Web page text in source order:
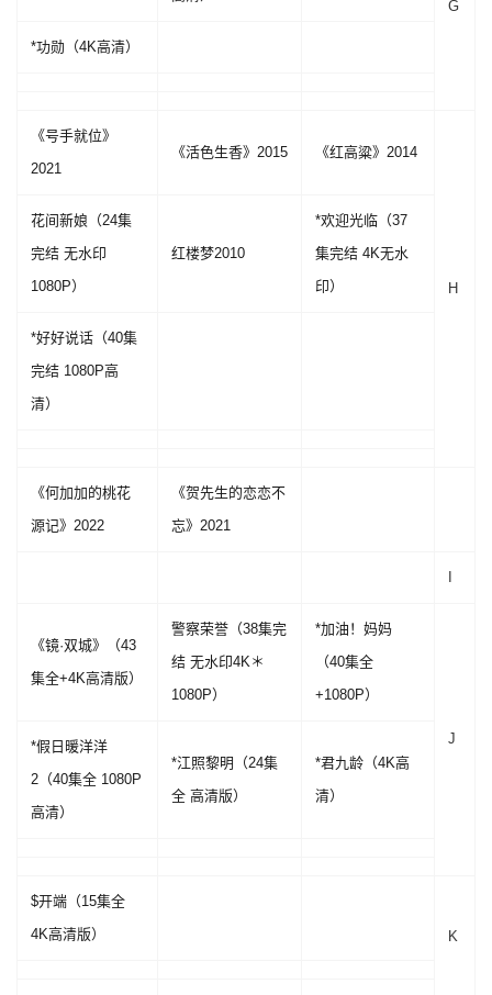
G
*功勋（4K高清）
《号手就位》
2021
《活色生香》2015 《红高粱》2014
H
花间新娘（24集
完结 无水印
1080P）
红楼梦2010
*欢迎光临（37
集完结 4K无水
印）
*好好说话（40集
完结 1080P高
清）
《何加加的桃花
源记》2022
《贺先生的恋恋不
忘》2021
《镜·双城》（43
集全+4K高清版）
警察荣誉（38集完
结 无水印4K＊
1080P）
*加油！妈妈
（40集全
+1080P）
J
*假日暖洋洋
2（40集全 1080P
高清）
*江照黎明（24集
全 高清版）
*君九龄（4K高
清）
$开端（15集全
4K高清版）
K